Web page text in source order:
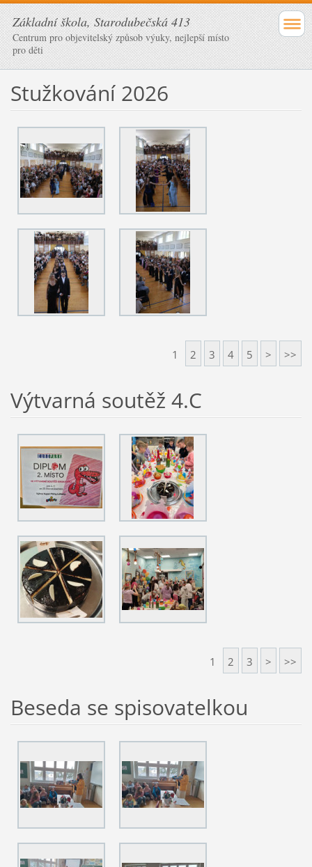
Základní škola, Starodubečská 413
Centrum pro objevitelský způsob výuky, nejlepší místo
pro děti
Stužkování 2026
1 2 3 4 5 > >>
Výtvarná soutěž 4.C
1 2 3 > >>
Beseda se spisovatelkou